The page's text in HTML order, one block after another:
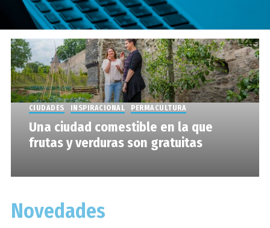
CIUDADES INSPIRACIONAL PERMACULTURA
Una ciudad comestible en la que
frutas y verduras son gratuitas
Novedades